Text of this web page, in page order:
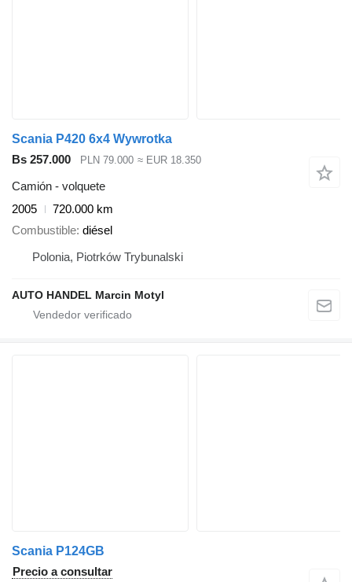
Scania P420 6x4 Wywrotka
Bs 257.000
PLN 79.000 ≈ EUR 18.350
Camión - volquete
2005
720.000 km
Combustible diésel
Polonia, Piotrków Trybunalski
AUTO HANDEL Marcin Motyl
Scania P124GB
Precio a consultar